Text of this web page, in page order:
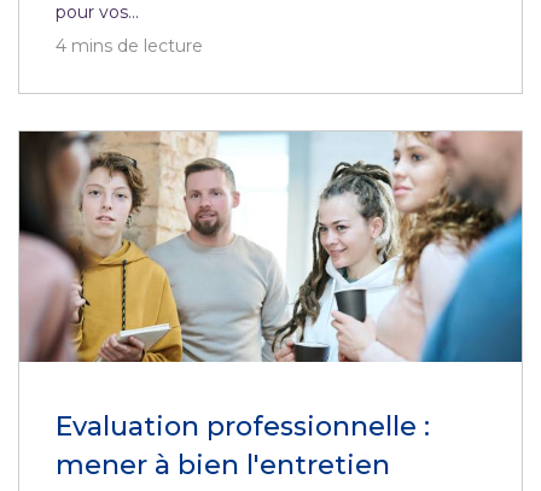
pour vos...
4 mins de lecture
Evaluation professionnelle :
mener à bien l'entretien